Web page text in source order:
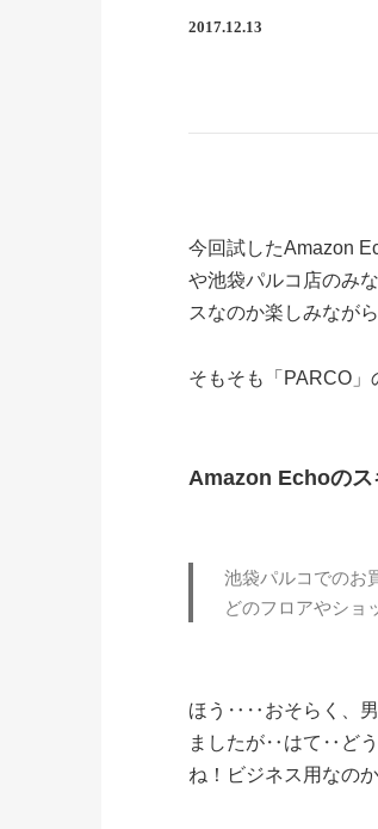
2017.12.13
今回試したAmazon
や池袋パルコ店のみ
スなのか楽しみなが
そもそも「PARCO
Amazon Echoのス
池袋パルコでのお
どのフロアやショ
ほう‥‥おそらく、男
ましたが‥はて‥どう
ね！ビジネス用なの